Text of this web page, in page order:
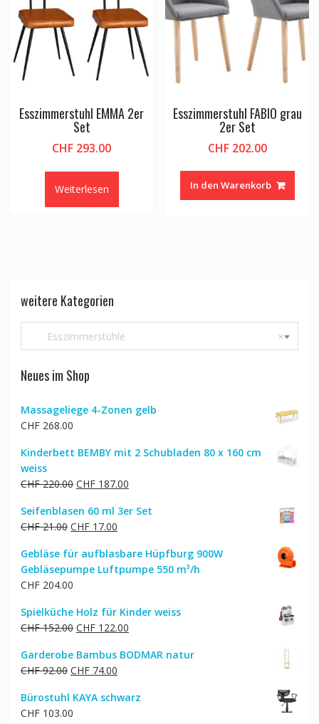
Esszimmerstuhl EMMA 2er
Set
CHF 293.00
Weiterlesen
Esszimmerstuhl FABIO grau
2er Set
CHF202.00
In den Warenkorb
weitere Kategorien
×
Esszimmerstühle
Neues im Shop
Massageliege 4-Zonen gelb
CHF268.00
Kinderbett BEMBY mit 2 Schubladen 80 x 160 cm
weiss
CHF220.00 Ursprünglicher
war:
CHF 220.00
CHF187.00Aktueller
ist:
Seifenblasen 60 ml 3er Set
CHF21.00 Ursprünglicher
war:
CHF 21.00
CHF17.00Aktueller
ist:
CHF 17.00.
Gebläse für aufblasbare Hüpfburg 900W
Gebläsepumpe Luftpumpe 550 m³/h
CHF204.00
Spielküche Holz für Kinder weiss
CHF152.00 Ursprünglicher
war:
CHF 152.00
CHF122.00Aktueller
ist:
Garderobe Bambus BODMAR natur
CHF92.00 Ursprünglicher
war:
CHF 92.00
CHF74.00Aktueller
ist:
Bürostuhl KAYA schwarz
CHF103.00